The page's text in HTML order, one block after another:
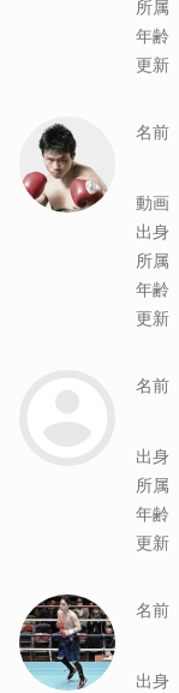
所属
年齢
更新
名前
動画
出身
所属
年齢
更新
名前
出身
所属
年齢
更新
名前
出身